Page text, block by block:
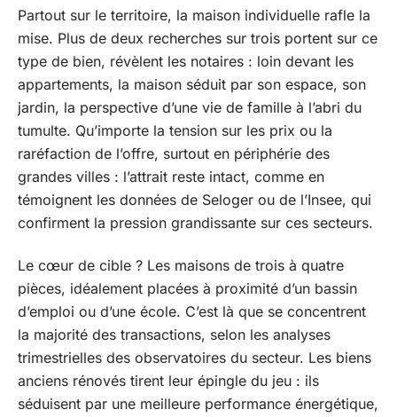
Partout sur le territoire, la maison individuelle rafle la
mise. Plus de deux recherches sur trois portent sur ce
type de bien, révèlent les notaires : loin devant les
appartements, la maison séduit par son espace, son
jardin, la perspective d’une vie de famille à l’abri du
tumulte. Qu’importe la tension sur les prix ou la
raréfaction de l’offre, surtout en périphérie des
grandes villes : l’attrait reste intact, comme en
témoignent les données de Seloger ou de l’Insee, qui
confirment la pression grandissante sur ces secteurs.
Le cœur de cible ? Les maisons de trois à quatre
pièces, idéalement placées à proximité d’un bassin
d’emploi ou d’une école. C’est là que se concentrent
la majorité des transactions, selon les analyses
trimestrielles des observatoires du secteur. Les biens
anciens rénovés tirent leur épingle du jeu : ils
séduisent par une meilleure performance énergétique,